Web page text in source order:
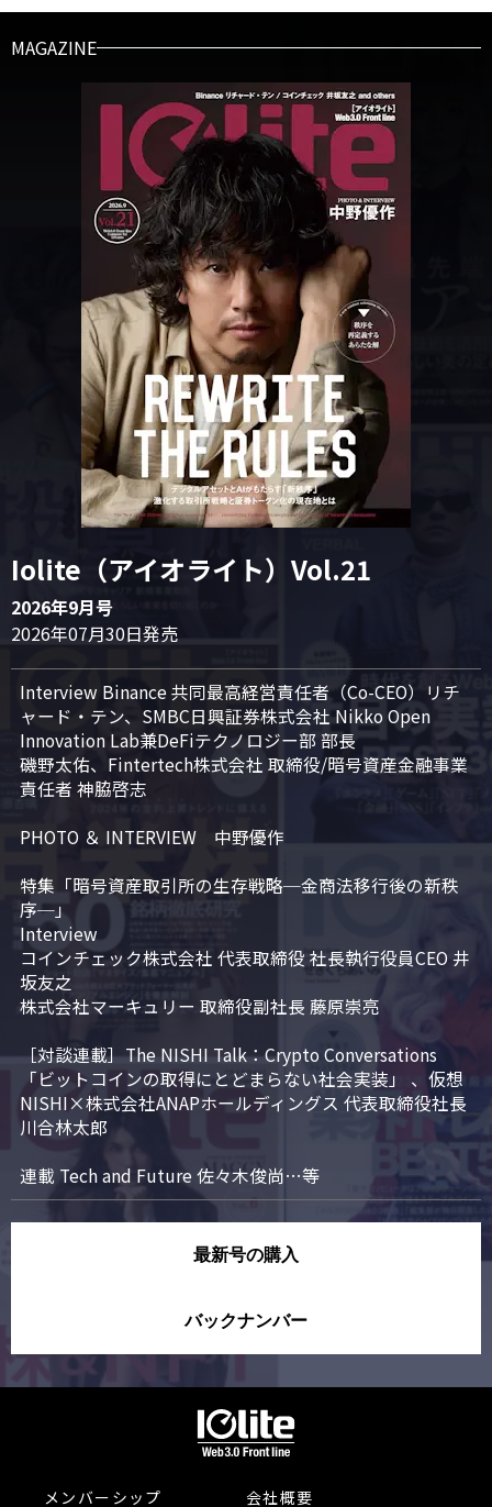
MAGAZINE
Iolite（アイオライト）Vol.21
2026年9月号
2026年07月30日発売
Interview Binance 共同最高経営責任者（Co-CEO）リチ
ャード・テン、SMBC日興証券株式会社 Nikko Open
Innovation Lab兼DeFiテクノロジー部 部長
磯野太佑、Fintertech株式会社 取締役/暗号資産金融事業
責任者 神脇啓志
PHOTO ＆ INTERVIEW　中野優作
特集「暗号資産取引所の生存戦略─金商法移行後の新秩
序─」
Interview
コインチェック株式会社 代表取締役 社長執行役員CEO 井
坂友之
株式会社マーキュリー 取締役副社長 藤原崇亮
［対談連載］The NISHI Talk：Crypto Conversations
「ビットコインの取得にとどまらない社会実装」 、仮想
NISHI×株式会社ANAPホールディングス 代表取締役社長
川合林太郎
連載 Tech and Future 佐々木俊尚…等
最新号の購入
バックナンバー
メンバーシップ 会社概要